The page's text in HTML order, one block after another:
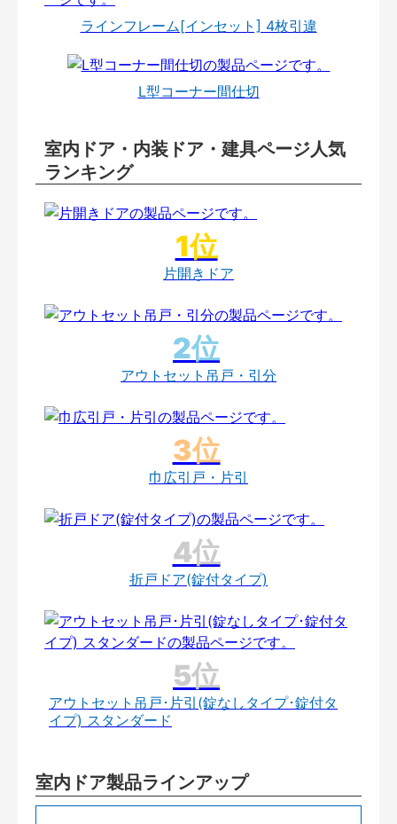
ラインフレーム[インセット] 4枚引違
L型コーナー間仕切
室内ドア・内装ドア・建具ページ人気
ランキング
片開きドア
アウトセット吊戸・引分
巾広引戸・片引
折戸ドア(錠付タイプ)
アウトセット吊戸･片引(錠なしタイプ･錠付タ
イプ) スタンダード
室内ドア製品ラインアップ